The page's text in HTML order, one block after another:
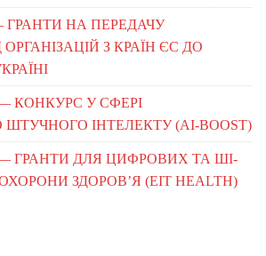
ГРАНТИ НА ПЕРЕДАЧУ
З КРАЇН ЄС ДО
— КОНКУРС У СФЕРІ
ІНТЕЛЕКТУ (AI-BOOST)
— ГРАНТИ ДЛЯ ЦИФРОВИХ ТА ШІ-
ЗДОРОВ’Я (EIT HEALTH)